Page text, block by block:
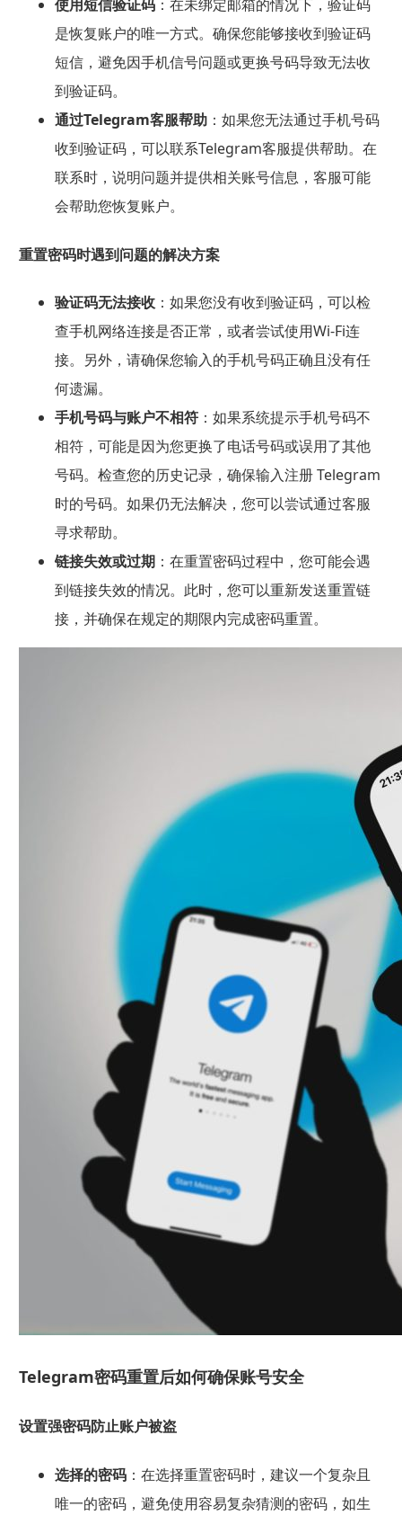
使用短信验证码：在未绑定邮箱的情况下，验证码
是恢复账户的唯一方式。确保您能够接收到验证码
短信，避免因手机信号问题或更换号码导致无法收
到验证码。
通过Telegram客服帮助：如果您无法通过手机号码
收到验证码，可以联系Telegram客服提供帮助。在
联系时，说明问题并提供相关账号信息，客服可能
会帮助您恢复账户。
重置密码时遇到问题的解决方案
验证码无法接收：如果您没有收到验证码，可以检
查手机网络连接是否正常，或者尝试使用Wi-Fi连
接。另外，请确保您输入的手机号码正确且没有任
何遗漏。
手机号码与账户不相符：如果系统提示手机号码不
相符，可能是因为您更换了电话号码或误用了其他
号码。检查您的历史记录，确保输入注册 Telegram
时的号码。如果仍无法解决，您可以尝试通过客服
寻求帮助。
链接失效或过期：在重置密码过程中，您可能会遇
到链接失效的情况。此时，您可以重新发送重置链
接，并确保在规定的期限内完成密码重置。
Telegram密码重置后如何确保账号安全
设置强密码防止账户被盗
选择的密码：在选择重置密码时，建议一个复杂且
唯一的密码，避免使用容易复杂猜测的密码，如生